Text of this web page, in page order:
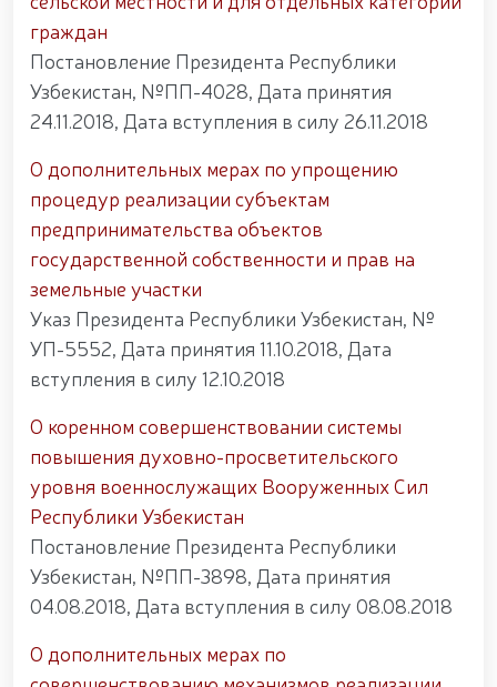
торжественное мероприятие, посвящённое 34-й
годовщине образования Вооружённых Сил и 14
января — Дню защитников Родины / /
Праздничное поздравление по случаю 34-й
годовщины образования Вооружённых Сил
Республики Узбекистан и Дня защитников Родины
/ / В связи с 34-й годовщиной образования
Вооружённых Сил Республики Узбекистан и 14
января — Днём защитников Родины гвардейцы
возложили цветы к подножию мемориального
комплекса, возведённого на территории
Центрального аппарата Национальной гвардии, в
память о боевых товарищах, героически погибших
при исполнении служебного долга, и почтили их
память / / Указ Президента Республики
Узбекистан «О награждении группы
военнослужащих и сотрудников
правоохранительных органов в связи с 34-й
Республики Узбекистан и Днём защитников
Родины» / / Президент Шавкат Мирзиёев провёл
расширенное заседание Совета безопасности / /
Президент Шавкат Мирзиёев ознакомился с
деятельностью когенерационной станции высокой
мощности, построенной в Юнусабадском районе
города Ташкента / / Ташкент, формирующийся
как крупный центр финансов, передовых
технологий, культуры и туризма, будет и далее
развиваться по стандартам современных мировых
мегаполисов / / Проведён духовно-
просветительский семинар-тренинг / / В
граждан
Постановление Президента Республики
Узбекистан, №ПП-4028, Дата принятия
24.11.2018, Дата вступления в силу 26.11.2018
О дополнительных мерах по упрощению
процедур реализации субъектам
предпринимательства объектов
государственной собственности и прав на
земельные участки
Указ Президента Республики Узбекистан, №
УП-5552, Дата принятия 11.10.2018, Дата
вступления в силу 12.10.2018
О коренном совершенствовании системы
повышения духовно-просветительского
уровня военнослужащих Вооруженных Сил
Республики Узбекистан
Постановление Президента Республики
Узбекистан, №ПП-3898, Дата принятия
04.08.2018, Дата вступления в силу 08.08.2018
О дополнительных мерах по